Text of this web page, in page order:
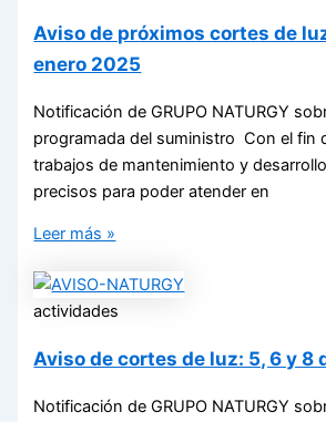
Aviso de próximos cortes de
enero 2025
Notificación de GRUPO NATURGY
programada del suministro Con el fin
trabajos de mantenimiento y
precisos para poder atender en
Leer más »
actividades
Aviso de cortes de luz: 5, 6 y 8
Notificación de GRUPO NATURGY